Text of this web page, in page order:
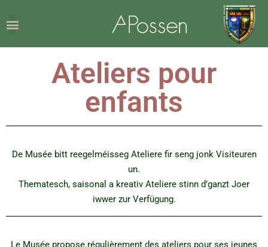
Ateliers pour
enfants
De Musée bitt reegelméisseg Ateliere fir seng jonk Visiteuren
un.
Thematesch, saisonal a kreativ Ateliere stinn d’ganzt Joer
iwwer zur Verfügung.